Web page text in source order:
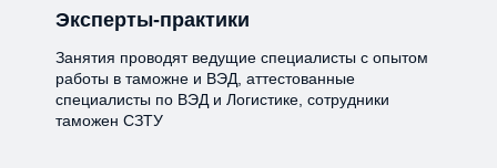
Эксперты-практики
Занятия проводят ведущие специалисты с опытом
работы в таможне и ВЭД, аттестованные
специалисты по ВЭД и Логистике, сотрудники
таможен СЗТУ